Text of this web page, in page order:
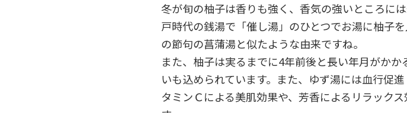
冬が旬の柚子は香りも強く、香気の強いところに
戸時代の銭湯で「催し湯」のひとつでお湯に柚子
の節句の菖蒲湯と似たような由来ですね。
また、柚子は実るまでに4年前後と長い年月がか
いも込められています。また、ゆず湯には血行促
タミンＣによる美肌効果や、芳香によるリラック